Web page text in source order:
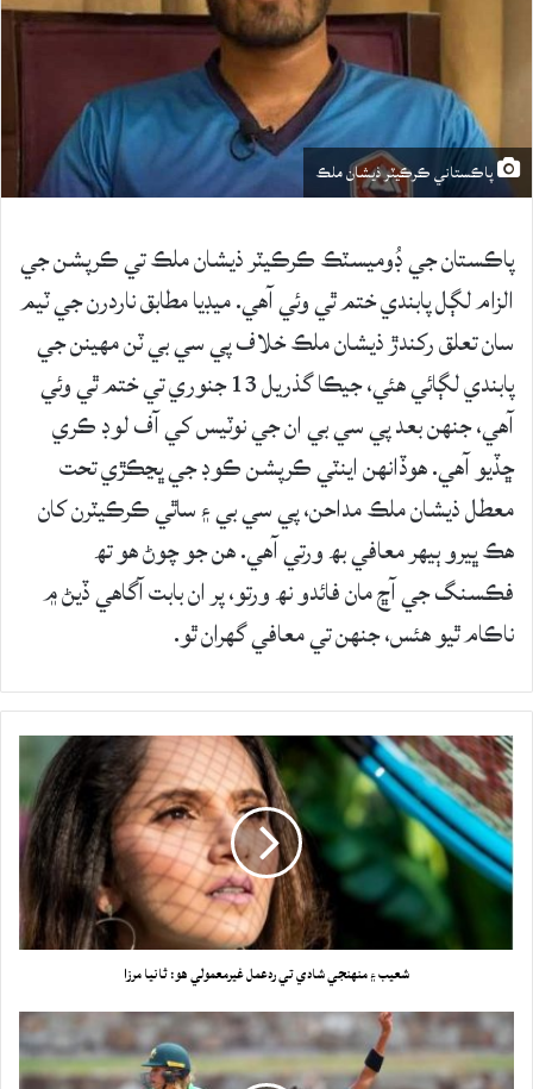
پاڪستاني ڪرڪيٽر ذيشان ملڪ
پاڪستان جي ڊُوميسٽڪ ڪرڪيٽر ذيشان ملڪ تي ڪرپشن جي
الزام لڳل پابندي ختم ٿي وئي آهي. ميڊيا مطابق ناردرن جي ٽيم
سان تعلق رکندڙ ذيشان ملڪ خلاف پي سي بي ٽن مهينن جي
پابندي لڳائي هئي، جيڪا گذريل 13 جنوري تي ختم ٿي وئي
آهي، جنهن بعد پي سي بي ان جي نوٽيس کي آف لوڊ ڪري
ڇڏيو آهي. هوڏانهن اينٽي ڪرپشن ڪوڊ جي ڀڃڪڙي تحت
معطل ذيشان ملڪ مداحن، پي سي بي ۽ ساٿي ڪرڪيٽرن کان
هڪ ڀيرو ٻيهر معافي بھ ورتي آهي. هن جو چوڻ هو تھ
فڪسنگ جي آڇ مان فائدو نھ ورتو، پر ان بابت آگاهي ڏيڻ ۾
ناڪام ٿيو هئس، جنهن تي معافي گهران ٿو.
شعيب ۽ منهنجي شادي تي ردعمل غيرمعمولي هو: ثانيا مرزا